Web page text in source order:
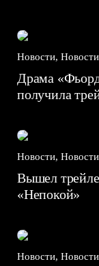
Новости,
Драма
получила
Новости,
Вышел
«Непокой»
Новости,